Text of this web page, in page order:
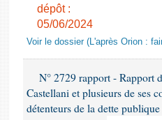
dépôt :
05/06/2024
Voir le dossier (L'après Orion :
N° 2729 rapport - Rapport
Castellani et plusieurs de ses
détenteurs de la dette